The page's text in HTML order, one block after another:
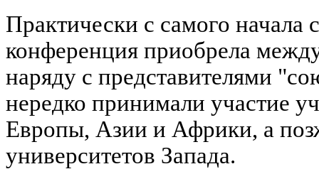
Практически с самого начала
конференция приобрела
наряду с представителями
нередко принимали участие
Европы, Азии и Африки, а
университетов Запада.